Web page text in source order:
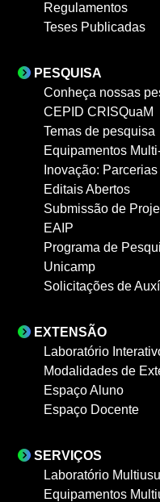
Regulamentos
Teses Publicadas
PESQUISA
Conheça nossas
CEPID CRISQuaM
Temas de pesquisa
Equipamentos
Inovação:
Editais Abertos
Submissão de
EAIP
Programa de
Unicamp
Solicitações de
EXTENSÃO
Laboratório
Modalidades de
Espaço Aluno
Espaço Docente
SERVIÇOS
Laboratório
Equipamentos